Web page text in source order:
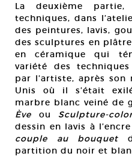
La deuxième
techniques, dans
des peintures, lavis,
des sculptures en
en céramique qui
variété des
par l’artiste, après son
Unis où il s’était
marbre blanc veiné de
Ève ou Sculpture-
dessin en lavis à
couple au bouquet
partition du noir et